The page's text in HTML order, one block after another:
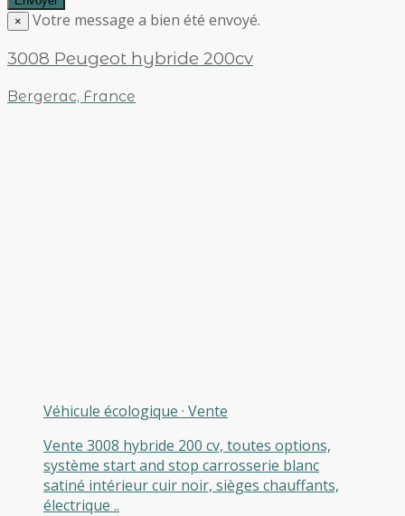
× Votre message a bien été envoyé.
3008 Peugeot hybride 200cv
Bergerac, France
Véhicule écologique · Vente
Vente 3008 hybride 200 cv, toutes options,
système start and stop carrosserie blanc
satiné intérieur cuir noir, sièges chauffants,
électrique ..